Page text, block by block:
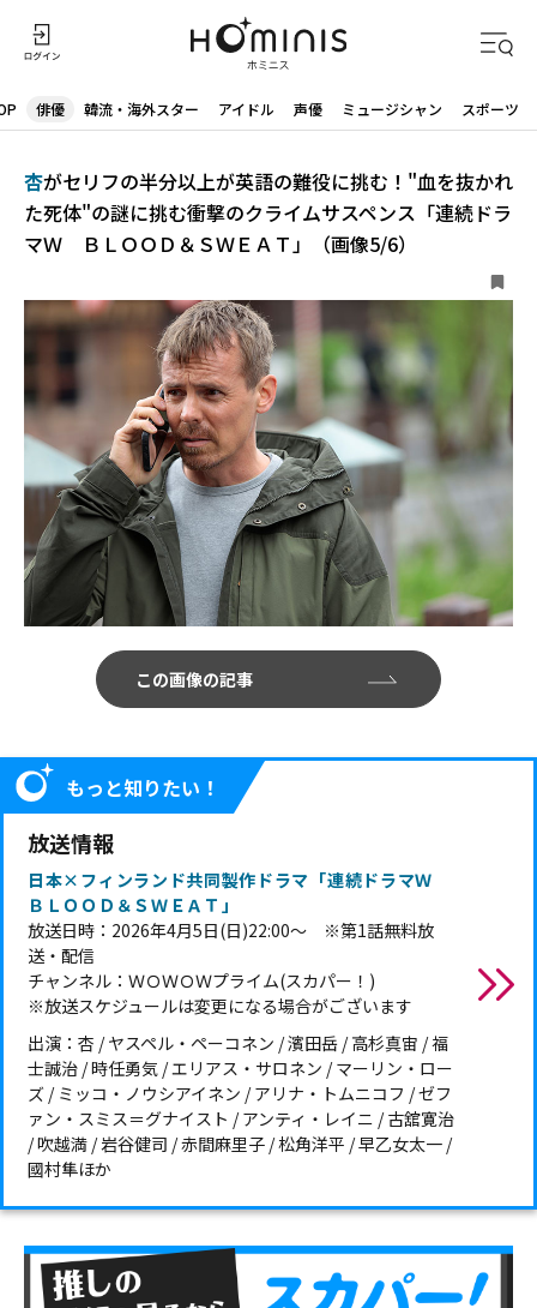
俳優 韓流・海外スター アイドル 声優 ミュージシャン スポーツ
杏がセリフの半分以上が英語の難役に挑む！"血を抜かれ
た死体"の謎に挑む衝撃のクライムサスペンス「連続ドラ
マＷ ＢＬＯＯＤ＆ＳＷＥＡＴ」（画像5/6）
この画像の記事
もっと知りたい！
放送情報
日本×フィンランド共同製作ドラマ「連続ドラマＷ
ＢＬＯＯＤ＆ＳＷＥＡＴ」
放送日時：2026年4月5日(日)22:00～ ※第1話無料放
送・配信
チャンネル：ＷＯＷＯＷプライム(スカパー！)
※放送スケジュールは変更になる場合がございます
出演：杏 / ヤスペル・ペーコネン / 濱田岳 / 高杉真宙 / 福
士誠治 / 時任勇気 / エリアス・サロネン / マーリン・ロー
ズ / ミッコ・ノウシアイネン / アリナ・トムニコフ / ゼフ
ァン・スミス＝グナイスト / アンティ・レイニ / 古舘寛治
/ 吹越満 / 岩谷健司 / 赤間麻里子 / 松角洋平 / 早乙女太一 /
國村隼ほか